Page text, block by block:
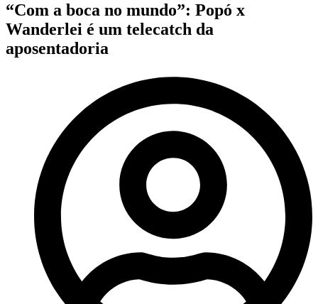
“Com a boca no mundo”: Popó x
Wanderlei é um telecatch da
aposentadoria